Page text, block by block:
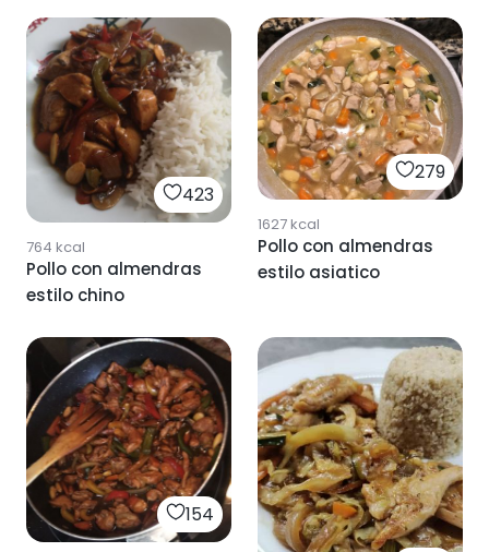
423
764 kcal
Pollo con almendras
estilo chino
279
1627kcal
Pollo con almendras
estilo asiatico
154